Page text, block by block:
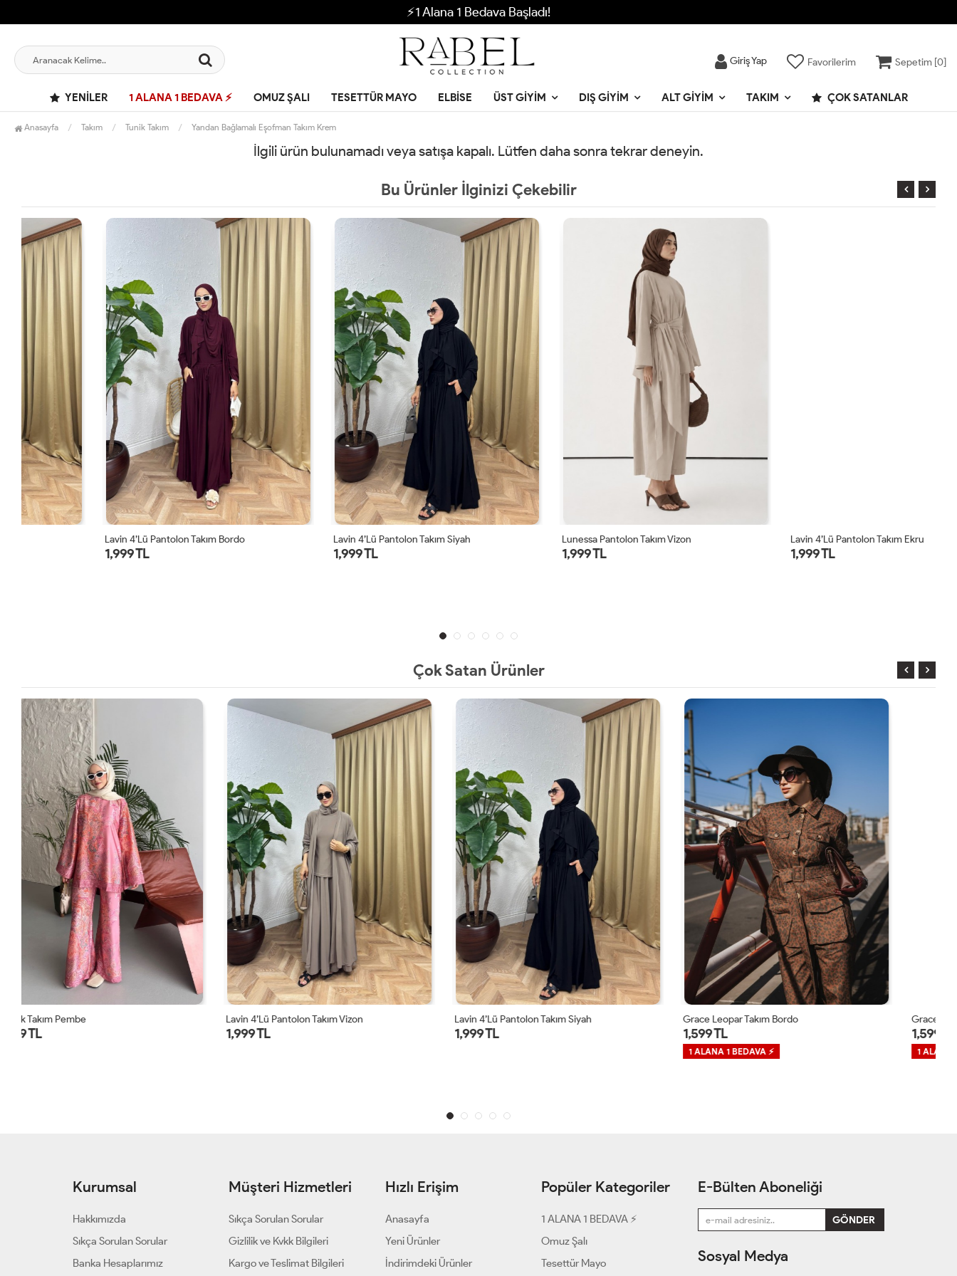
⚡1 Alana 1 Bedava Başladı!
Giriş Yap Favorilerim Sepetim [0]
YENILER 1 ALANA 1 BEDAVA ⚡ OMUZ ŞALI TESETTÜR MAYO ELBISE ÜST GIYIM DIŞ GIYIM ALT GIYIM TAKIM ÇOK SATANLAR
Anasayfa Takım Tunik Takım Yandan Bağlamalı Eşofman Takım Krem
İlgili ürün bulunamadı veya satışa kapalı. Lütfen daha sonra tekrar deneyin.
Bu Ürünler İlginizi Çekebilir
Lavin 4’lü Pantolon Takım Bordo Lavin 4’lü Pantolon Takım Siyah Lunessa Pantolon Takım Vizon Lavin 4’lü Pantolon Takım Ekru
Çok Satan Ürünler
Lavin 4’lü Pantolon Takım Vizon
1,999 TL
Lavin 4’lü Pantolon Takım Siyah
1,999 TL
Grace Leopar Takım Bordo
1,599 TL
Grace Leopar Takım Acı Kahve
1,599 TL
1 ALANA 1 BEDAVA ⚡
Kurumsal
Hakkımızda
Sıkça Sorulan Sorular
Banka Hesaplarımız
Müşteri Hizmetleri
Sıkça Sorulan Sorular
Gizlilik ve Kvkk Bilgileri
Kargo ve Teslimat Bilgileri
Hızlı Erişim
Anasayfa
Yeni Ürünler
İndirimdeki Ürünler
Popüler Kategoriler
1 ALANA 1 BEDAVA ⚡
Omuz Şalı
Tesettür Mayo
E-Bülten Aboneliği
Sosyal Medya